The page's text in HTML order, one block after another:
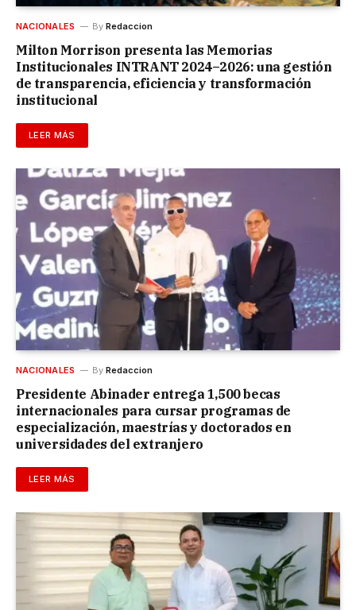
NACIONALES By Redaccion
Milton Morrison presenta las Memorias
Institucionales INTRANT 2024–2026: una gestión
de transparencia, eficiencia y transformación
institucional
LEER MÁS
NACIONALES By Redaccion
Presidente Abinader entrega 1,500 becas
internacionales para cursar programas de
especialización, maestrías y doctorados en
universidades del extranjero
LEER MÁS